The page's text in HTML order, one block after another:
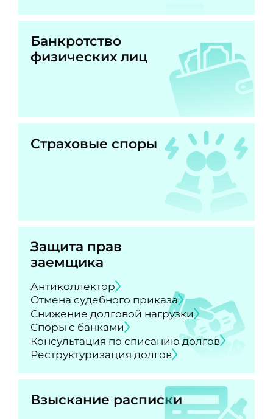
Банкротство
физических лиц
Страховые споры
Защита прав
заемщика
Антиколлектор
Отмена судебного приказа
Снижение долговой нагрузки
Споры с банками
Консультация по списанию долгов
Реструктуризация долгов
Взыскание расписки